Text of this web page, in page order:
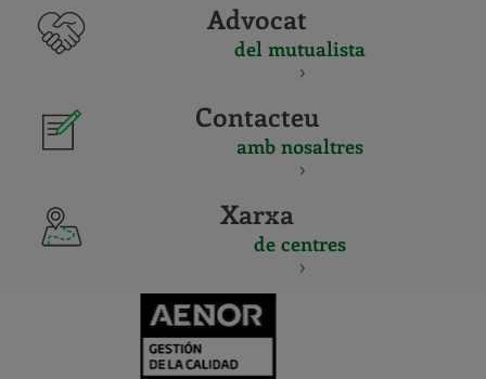
Advocat
del mutualista
Contacteu
amb nosaltres
Xarxa
de centres